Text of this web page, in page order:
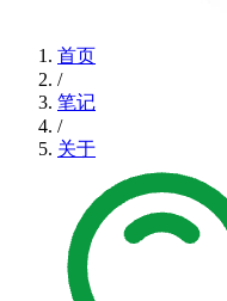
首页
/
笔记
/
关于